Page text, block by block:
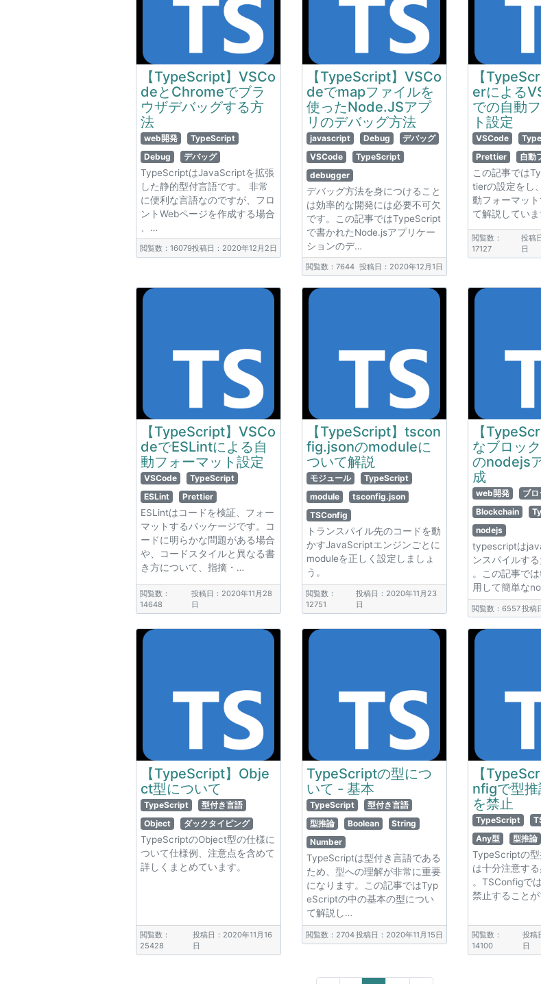
【TypeScript】VSCo
deとChromeでブラ
ウザデバッグする方
法
web開発
TypeScript
Debug
デバッグ
TypeScriptはJavaScriptを拡張
した静的型付言語です。 非常
に便利な言語なのですが、フロ
ントWebページを作成する場合
、…
閲覧数：16079投稿日：2020年12月2日
【TypeScript】VSCo
deでmapファイルを
使ったNode.JSアプ
リのデバッグ方法
javascript Debug
デバッグ
VSCode
TypeScript
debugger
デバッグ方法を身につけること
は効率的な開発には必要不可欠
です。この記事ではTypeScript
で書かれたNode.jsアプリケー
ションのデ…
閲覧数：7644 投稿日：2020年12月1日
【
erによる
での自動
ト設定
VSCode
Prettier
自動
この記事では
tierの設定をし
動フォーマッ
て解説していま
閲覧数：
17127
投稿
日
【TypeScript】VSCo
deでESLintによる自
動フォーマット設定
VSCode
TypeScript
ESLint
Prettier
ESLintはコードを検証、フォー
マットするパッケージです。コ
ードに明らかな問題がある場合
や、コードスタイルと異なる書
き方について、指摘・…
閲覧数：
14648
投稿日：2020年11月28
日
【TypeScript】tscon
fig.jsonのmoduleに
ついて解説
モジュール
TypeScript
module
tsconfig.json
TSConfig
トランスパイル先のコードを動
かすJavaScriptエンジンごとに
moduleを正しく設定しましょ
う。
閲覧数：
12751
投稿日：2020年11月23
日
【
なブロッ
のnodejs
成
web開発
ブ
Blockchain
nodejs
typescriptは
ンスパイルす
。この記事で
用して簡単な
閲覧数：6557投稿
【TypeScript】Obje
ct型について
TypeScript
型付き言語
Object
ダックタイピング
TypeScriptのObject型の仕様に
ついて仕様例、注意点を含めて
詳しくまとめています。
閲覧数：
25428
投稿日：2020年11月16
日
TypeScriptの型につ
いて - 基本
TypeScript
型付き言語
型推論
Boolean
String
Number
TypeScriptは型付き言語である
ため、型への理解が非常に重要
になります。この記事ではTyp
eScriptの中の基本の型につい
て解説し…
閲覧数：2704投稿日：2020年11月15日
【
nfigで型
を禁止
TypeScript
Any型
型推論
TypeScriptの
は十分注意す
。TSConfigで
禁止することが
閲覧数：
14100
投稿
日